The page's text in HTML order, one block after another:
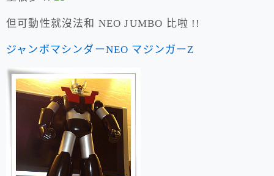
但可動性就沒法和 NEO JUMBO 比啦 !!
ジャンボマシンダーNEO マジンガーZ